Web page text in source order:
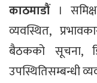
काठमाडौं ।
व्यवस्थित,
बैठकको सूचना,
उपस्थितिसम्बन्धी